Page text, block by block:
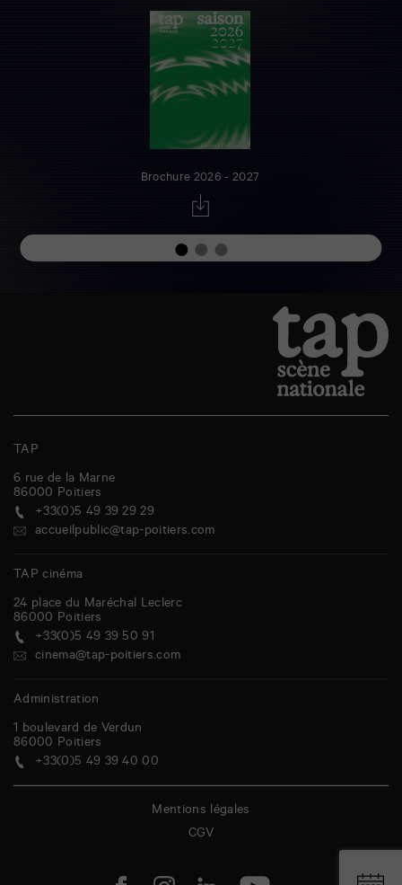
Brochure 2026 - 2027
TAP
6 rue de la Marne
86000 Poitiers
+33(0)5 49 39 29 29
accueilpublic@tap-poitiers.com
TAP cinéma
24 place du Maréchal Leclerc
86000 Poitiers
+33(0)5 49 39 50 91
cinema@tap-poitiers.com
Administration
1 boulevard de Verdun
86000 Poitiers
+33(0)5 49 39 40 00
Mentions légales
CGV